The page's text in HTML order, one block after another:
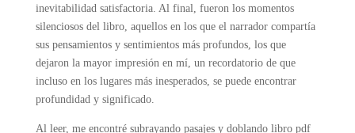
inevitabilidad satisfactoria. Al final, fueron los momentos
silenciosos del libro, aquellos en los que el narrador compartía
sus pensamientos y sentimientos más profundos, los que
dejaron la mayor impresión en mí, un recordatorio de que
incluso en los lugares más inesperados, se puede encontrar
profundidad y significado.
Al leer, me encontré subrayando pasajes y doblando libro pdf